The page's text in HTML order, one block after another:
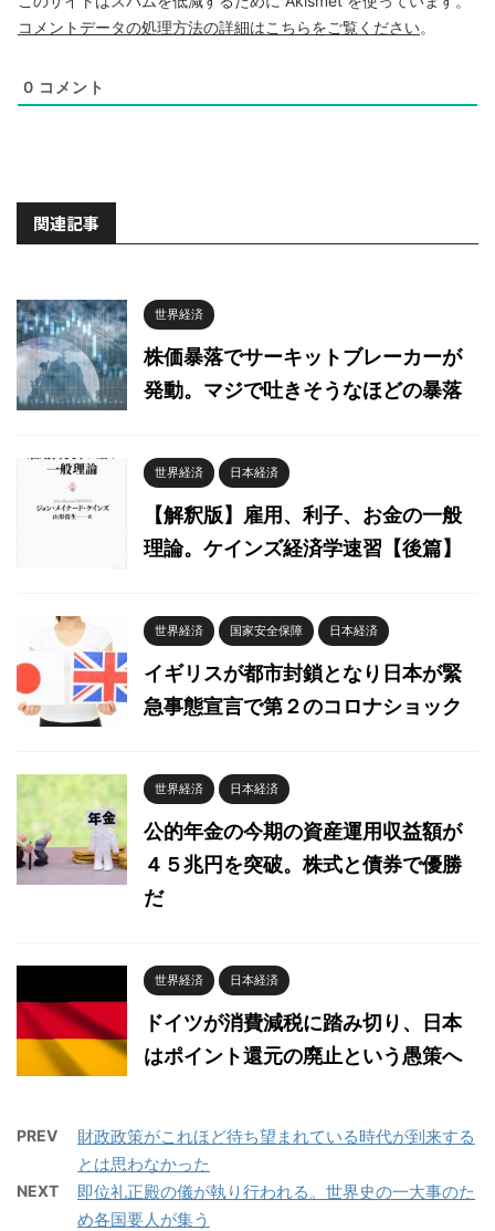
コメントデータの処理方法の詳細はこちらをご覧ください。
0 コメント
関連記事
世界経済
株価暴落でサーキットブレーカーが
発動。マジで吐きそうなほどの暴落
世界経済 日本経済
【解釈版】雇用、利子、お金の一般
理論。ケインズ経済学速習【後篇】
世界経済 国家安全保障 日本経済
イギリスが都市封鎖となり日本が緊
急事態宣言で第２のコロナショック
世界経済 日本経済
公的年金の今期の資産運用収益額が
４５兆円を突破。株式と債券で優勝
だ
世界経済 日本経済
ドイツが消費減税に踏み切り、日本
はポイント還元の廃止という愚策へ
PREV
財政政策がこれほど待ち望まれている時代が到来する
とは思わなかった
NEXT
即位礼正殿の儀が執り行われる。世界史の一大事のた
め各国要人が集う